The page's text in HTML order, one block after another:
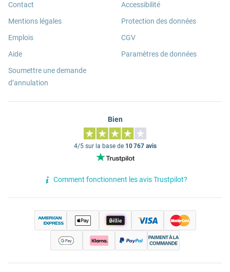
Contact
Mentions légales
Emplois
Aide
Soumettre une demande
d’annulation
Accessibilité
Protection des données
CGV
Paramètres de données
Bien
4/5 sur la base de 10 767 avis
Comment fonctionnent les avis Trustpilot?